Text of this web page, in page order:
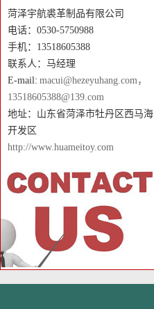
菏泽宇航裘革制品有限公司
电话：0530-5750988
手机：13518605388
联系人：马经理
E-mail: macui@hezeyuhang.com，
13518605388@139.com
地址：山东省菏泽市牡丹区西马海
开发区
http://www.huameitoy.com